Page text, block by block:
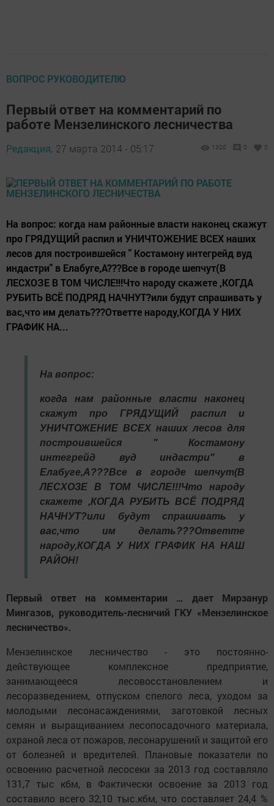
ВОПРОС РУКОВОДИТЕЛЮ
Первый ответ на комментарий по
работе Мензелинского лесничества
Редакция, 27 марта 2014 - 05:17 1320 0 0
На вопрос: когда нам районные власти наконец скажут
про ГРЯДУЩИЙ распил и УНИЧТОЖЕНИЕ ВСЕХ наших
лесов для построившейся " Костамону интегрейд вуд
индастри" в Елабуге,А???Все в городе шепчут(В
ЛЕСХОЗЕ В ТОМ ЧИСЛЕ!!!Что народу скажете ,КОГДА
РУБИТЬ ВСЁ ПОДРЯД НАЧНУТ?или будут спрашивать у
вас,что им делать???Ответте народу,КОГДА У НИХ
ГРАФИК НА...
На вопрос:
когда нам районные власти наконец
скажут про ГРЯДУЩИЙ распил и
УНИЧТОЖЕНИЕ ВСЕХ наших лесов для
построившейся " Костамону
интегрейд вуд индастри" в
Елабуге,А???Все в городе шепчут(В
ЛЕСХОЗЕ В ТОМ ЧИСЛЕ!!!Что народу
скажете ,КОГДА РУБИТЬ ВСЁ ПОДРЯД
НАЧНУТ?или будут спрашивать у
вас,что им делать???Ответте
народу,КОГДА У НИХ ГРАФИК НА НАШ
РАЙОН!
Первый ответ на комментарии … дает Мирзанур
Мингазов, руководитель-лесничий ГКУ «Мензелинское
лесничество».
Мензелинское лесничество - это постоянно-
действующее комплексное предприятие,
занимающееся лесовосстановлением и
лесоразведением, отпуском спелого леса, уходом за
молодыми лесонасаждениями, заготовкой лесных
семян и выращиванием лесопосадочного материала,
охраной леса от пожаров, лесонарушений и защитой его
от болезней и вредителей. Плановые показатели по
освоению расчетной лесосеки за 2013 год составляло
131,7 тыс кбм, в Фактически освоение за 2013 год
составило всего 32,10 тыс.кбм, что составляет 24,4 %